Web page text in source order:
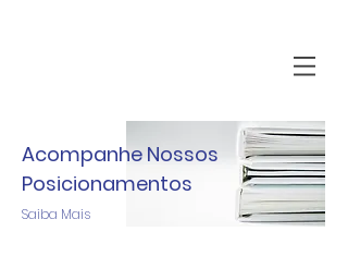
Acompanhe Nossos
Posicionamentos
Saiba Mais